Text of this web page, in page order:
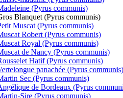
(Pyrus communis)
Blanquet (Pyrus communis)
Muscat (Pyrus communis)
Robert (Pyrus communis)
Royal (Pyrus communis)
de Nancy (Pyrus communis)
Hatif (Pyrus communis)
panachée (Pyrus communis)
Sec (Pyrus communis)
de Bordeaux (Pyrus
Sire (Pyrus communis)